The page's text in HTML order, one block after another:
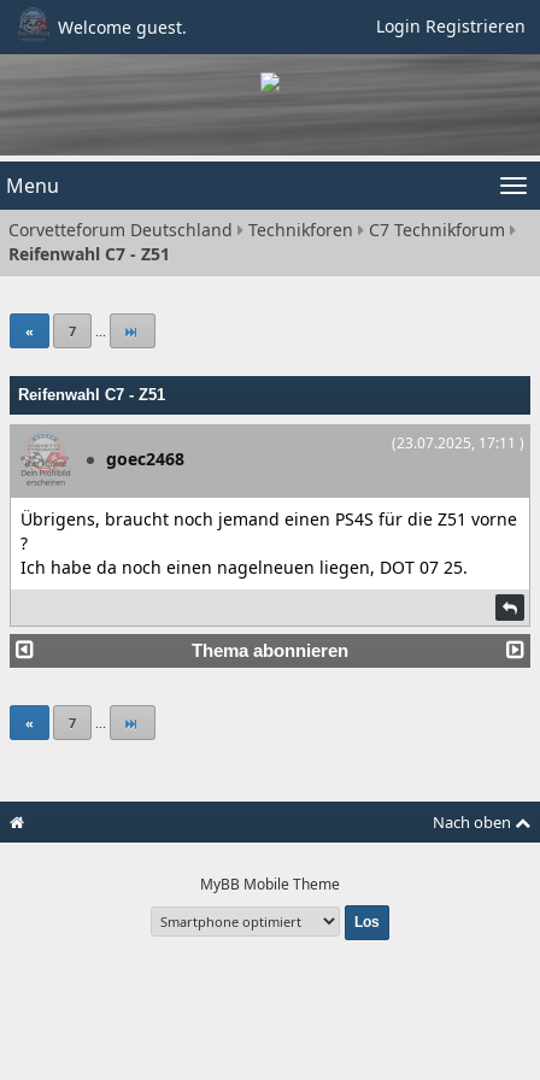
Welcome guest. Login Registrieren
Menu
Corvetteforum Deutschland Technikforen
C7 Technikforum
Reifenwahl C7 - Z51
« 7 ...
Reifenwahl C7 - Z51
(23.07.2025, 17:11 )
goec2468
Übrigens, braucht noch jemand einen PS4S für die Z51 vorne
?
Ich habe da noch einen nagelneuen liegen, DOT 07 25.
Thema abonnieren
« 7 ...
Nach oben
MyBB Mobile Theme